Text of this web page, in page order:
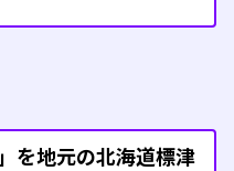
を地元の北海道標津